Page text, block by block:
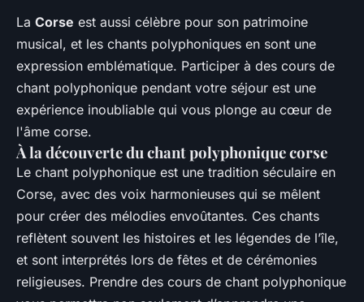
La Corse est aussi célèbre pour son patrimoine
musical, et les chants polyphoniques en sont une
expression emblématique. Participer à des cours de
chant polyphonique pendant votre séjour est une
expérience inoubliable qui vous plonge au cœur de
l'âme corse.
À la découverte du chant polyphonique corse
Le chant polyphonique est une tradition séculaire en
Corse, avec des voix harmonieuses qui se mêlent
pour créer des mélodies envoûtantes. Ces chants
reflètent souvent les histoires et les légendes de l’île,
et sont interprétés lors de fêtes et de cérémonies
religieuses. Prendre des cours de chant polyphonique